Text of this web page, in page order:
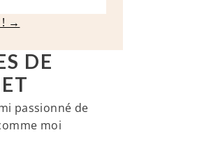
! →
DE
passionné de
moi